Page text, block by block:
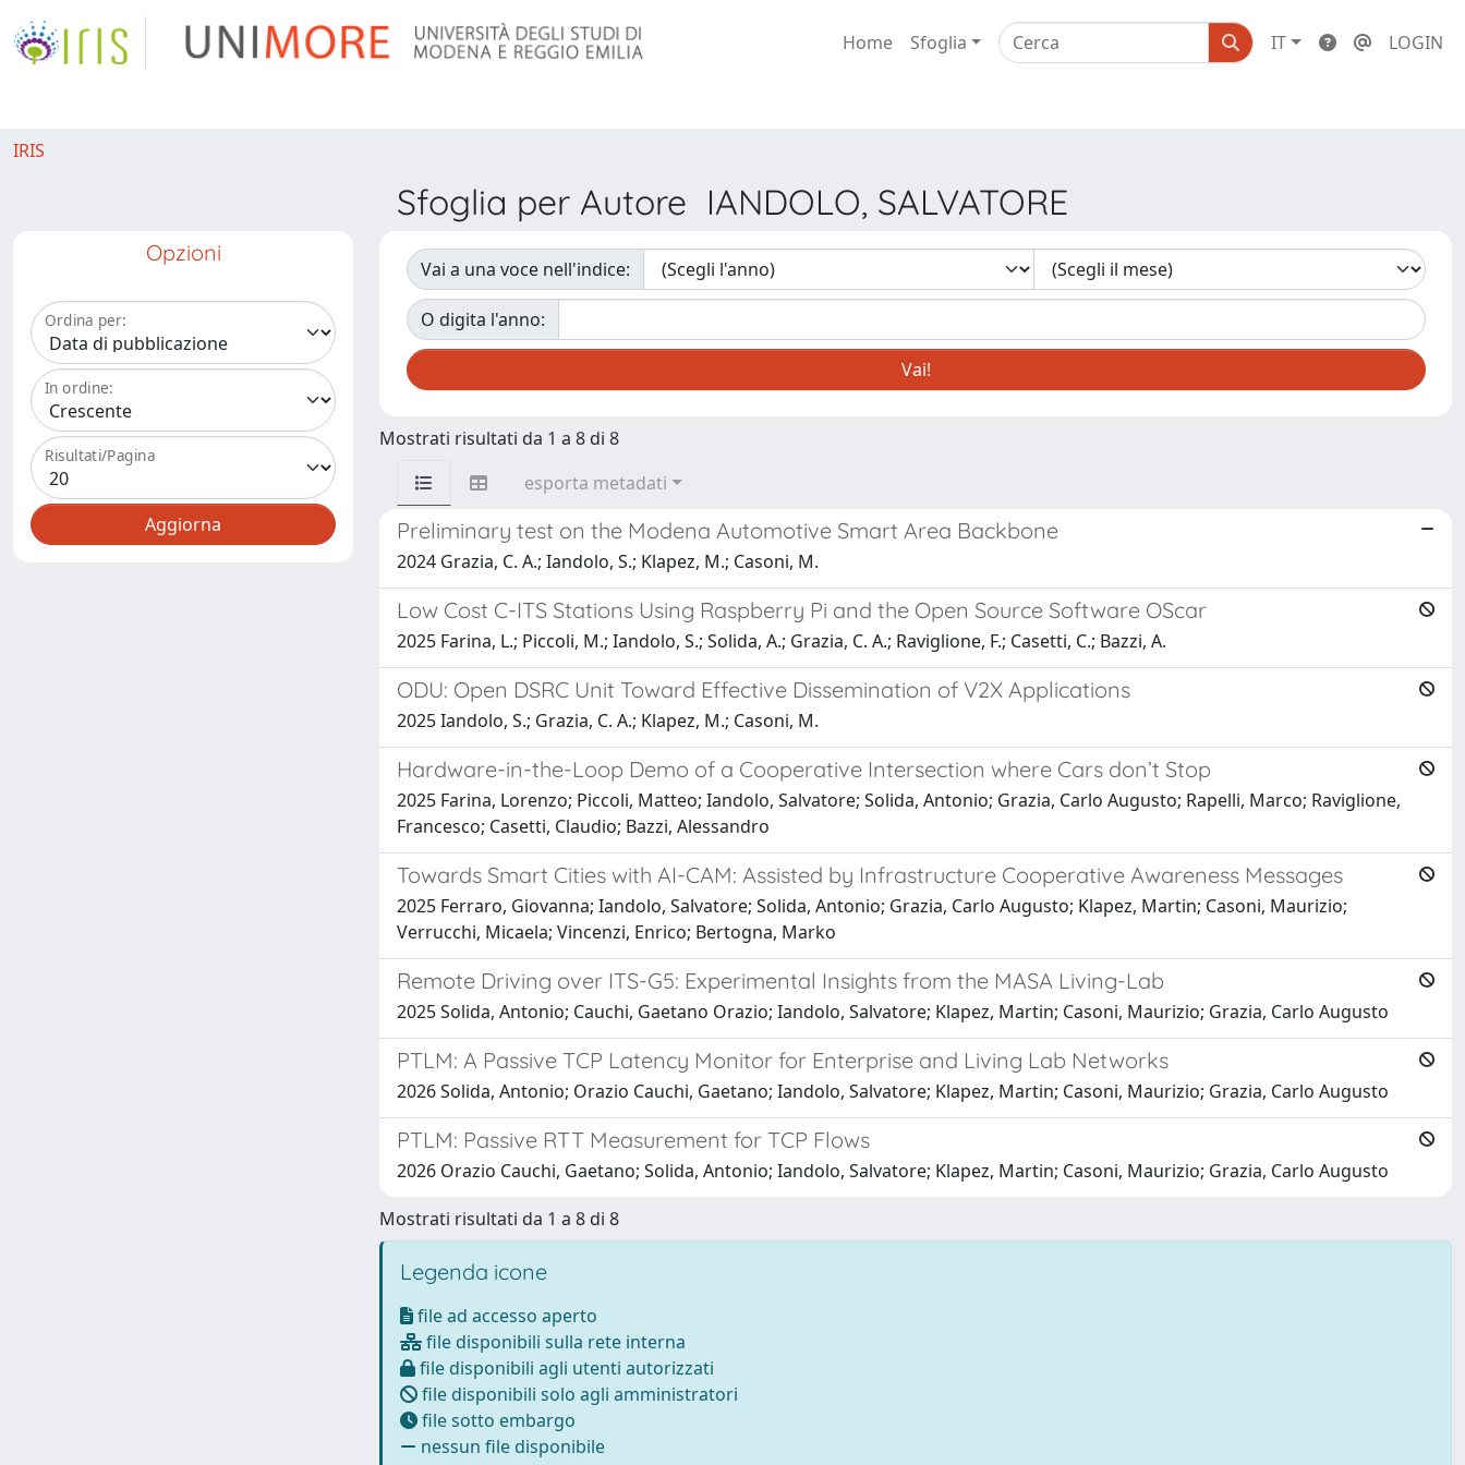
Home Sfoglia IT LOGIN
IRIS
Sfoglia per Autore IANDOLO, SALVATORE
Opzioni
Ordina per:
In ordine:
Risultati/Pagina
Vai a una voce nell'indice:
O digita l'anno:
Mostrati risultati da 1 a 8 di 8
esporta metadati
Preliminary test on the Modena Automotive Smart Area Backbone
2024 Grazia, C. A.; Iandolo, S.; Klapez, M.; Casoni, M.
Low Cost C-ITS Stations Using Raspberry Pi and the Open Source Software OScar
2025 Farina, L.; Piccoli, M.; Iandolo, S.; Solida, A.; Grazia, C. A.; Raviglione, F.; Casetti, C.; Bazzi, A.
ODU: Open DSRC Unit Toward Effective Dissemination of V2X Applications
2025 Iandolo, S.; Grazia, C. A.; Klapez, M.; Casoni, M.
Hardware-in-the-Loop Demo of a Cooperative Intersection where Cars don’t Stop
2025 Farina, Lorenzo; Piccoli, Matteo; Iandolo, Salvatore; Solida, Antonio; Grazia, Carlo Augusto; Rapelli, Marco; Raviglione,
Francesco; Casetti, Claudio; Bazzi, Alessandro
Towards Smart Cities with AI-CAM: Assisted by Infrastructure Cooperative Awareness Messages
2025 Ferraro, Giovanna; Iandolo, Salvatore; Solida, Antonio; Grazia, Carlo Augusto; Klapez, Martin; Casoni, Maurizio;
Verrucchi, Micaela; Vincenzi, Enrico; Bertogna, Marko
Remote Driving over ITS-G5: Experimental Insights from the MASA Living-Lab
2025 Solida, Antonio; Cauchi, Gaetano Orazio; Iandolo, Salvatore; Klapez, Martin; Casoni, Maurizio; Grazia, Carlo Augusto
PTLM: A Passive TCP Latency Monitor for Enterprise and Living Lab Networks
2026 Solida, Antonio; Orazio Cauchi, Gaetano; Iandolo, Salvatore; Klapez, Martin; Casoni, Maurizio; Grazia, Carlo Augusto
PTLM: Passive RTT Measurement for TCP Flows
2026 Orazio Cauchi, Gaetano; Solida, Antonio; Iandolo, Salvatore; Klapez, Martin; Casoni, Maurizio; Grazia, Carlo Augusto
Mostrati risultati da 1 a 8 di 8
Legenda icone
file ad accesso aperto
file disponibili sulla rete interna
file disponibili agli utenti autorizzati
file disponibili solo agli amministratori
file sotto embargo
nessun file disponibile